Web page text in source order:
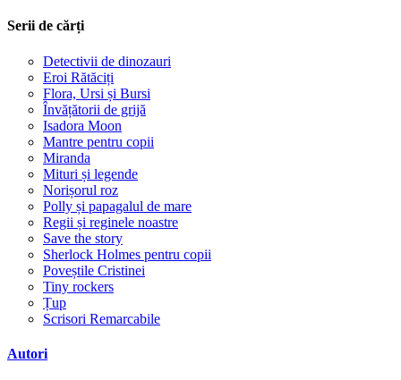
Serii de cărți
Detectivii de dinozauri
Eroi Rătăciți
Flora, Ursi și Bursi
Învățătorii de grijă
Isadora Moon
Mantre pentru copii
Miranda
Mituri și legende
Norișorul roz
Polly și papagalul de mare
Regii și reginele noastre
Save the story
Sherlock Holmes pentru copii
Poveștile Cristinei
Tiny rockers
Țup
Scrisori Remarcabile
Autori